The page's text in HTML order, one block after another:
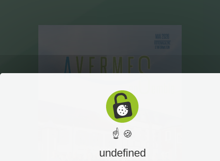
☝ 🍪
undefined